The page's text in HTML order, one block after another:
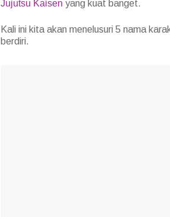
Jujutsu Kaisen yang kuat banget.
Kali ini kita akan menelusuri 5 nama
berdiri.